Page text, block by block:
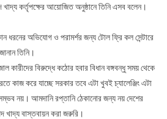
খাদ্য কর্তৃপক্ষের আয়োজিত অনুষ্ঠানে তিনি এসব বলেন।
ধরনের অভিযোগ ও পরামর্শর জন্য টোল ফ্রি কল সেন্টারে
তিনি।
কারীদের বিরুদ্ধে কঠোর হবার বিধান বঙ্গবন্ধু সময় থেকে
কাজ করে যাচ্ছে সরকার তবে এটা খুবই চ্যালেঞ্জিং এটা
নয়। আমদানি রপ্তানি ঠেকানোর জন্য নয় দেশের
খাদ্য বাস্তবায়ন করা জরুরি।